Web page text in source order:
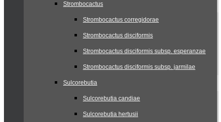
Strombocactus
Strombocactus corregidorae
Strombocactus disciformis
Strombocactus disciformis subsp. esperanzae
Strombocactus disciformis subsp. jarmilae
Sulcorebutia
Sulcorebutia candiae
Sulcorebutia hertusii